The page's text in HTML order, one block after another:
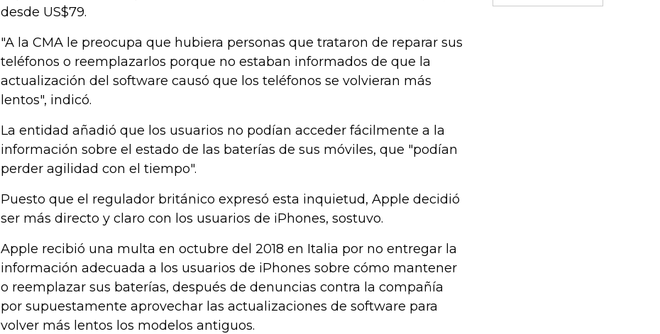
desde US$79.
"A la CMA le preocupa que hubiera personas que trataron de reparar sus
teléfonos o reemplazarlos porque no estaban informados de que la
actualización del software causó que los teléfonos se volvieran más
lentos", indicó.
La entidad añadió que los usuarios no podían acceder fácilmente a la
información sobre el estado de las baterías de sus móviles, que "podían
perder agilidad con el tiempo".
Puesto que el regulador británico expresó esta inquietud, Apple decidió
ser más directo y claro con los usuarios de iPhones, sostuvo.
Apple recibió una multa en octubre del 2018 en Italia por no entregar la
información adecuada a los usuarios de iPhones sobre cómo mantener
o reemplazar sus baterías, después de denuncias contra la compañía
por supuestamente aprovechar las actualizaciones de software para
volver más lentos los modelos antiguos.